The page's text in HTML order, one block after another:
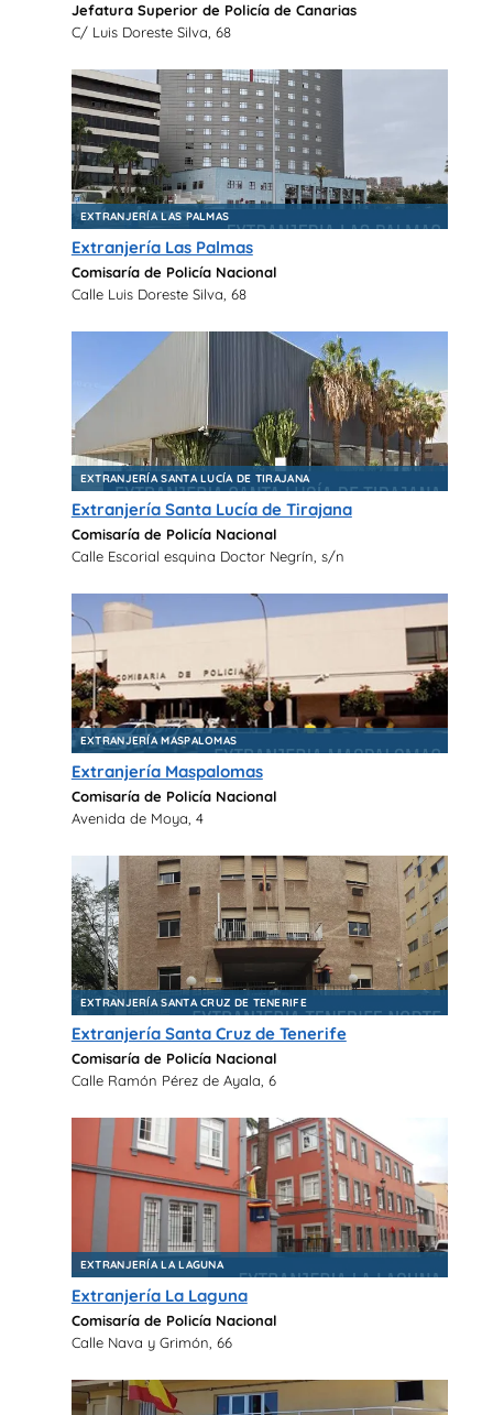
Jefatura Superior de Policía de Canarias
C/ Luis Doreste Silva, 68
EXTRANJERÍA LAS PALMAS
Extranjería Las Palmas
Comisaría de Policía Nacional
Calle Luis Doreste Silva, 68
EXTRANJERÍA SANTA LUCÍA DE TIRAJANA
Extranjería Santa Lucía de Tirajana
Comisaría de Policía Nacional
Calle Escorial esquina Doctor Negrín, s/n
EXTRANJERÍA MASPALOMAS
Extranjería Maspalomas
Comisaría de Policía Nacional
Avenida de Moya, 4
EXTRANJERÍA SANTA CRUZ DE TENERIFE
Extranjería Santa Cruz de Tenerife
Comisaría de Policía Nacional
Calle Ramón Pérez de Ayala, 6
EXTRANJERÍA LA LAGUNA
Extranjería La Laguna
Comisaría de Policía Nacional
Calle Nava y Grimón, 66